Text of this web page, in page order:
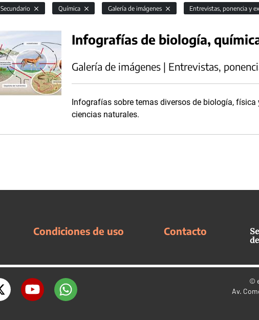
Secundario Química Galería de imágenes Entrevistas, ponencia y
Infografías de biología,
Galería de imágenes | Entrevistas,
Infografías sobre temas diversos de biología,
ciencias naturales.
Condiciones de uso Contacto
©
Av.